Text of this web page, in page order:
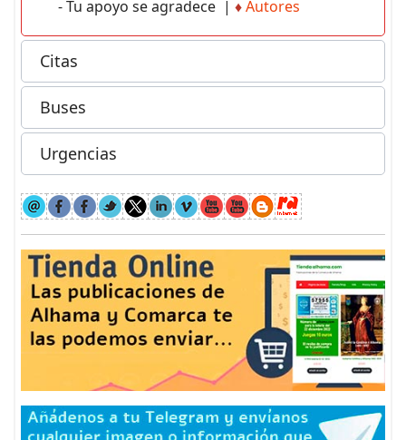
- Tu apoyo se agradece | ♦Autores
Citas
Buses
Urgencias